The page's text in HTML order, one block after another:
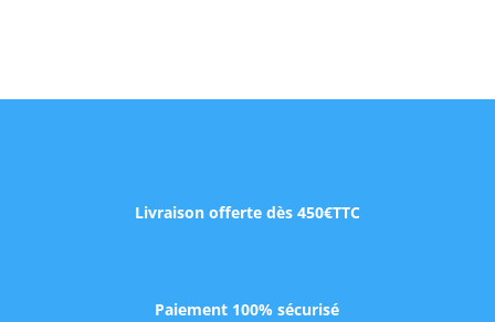
Livraison offerte dès 450€TTC
Paiement 100% sécurisé